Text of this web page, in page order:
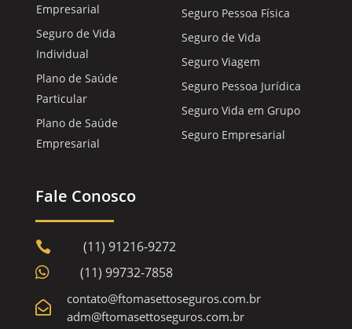
Empresarial
Seguro de Vida
Individual
Plano de Saúde
Particular
Plano de Saúde
Empresarial
Seguro Pessoa Física
Seguro de Vida
Seguro Viagem
Seguro Pessoa Jurídica
Seguro Vida em Grupo
Seguro Empresarial
Fale Conosco
 (11) 91216-9272
 (11) 99732-7858

contato@ftomasettoseguros.com.br
adm@ftomasettoseguros.com.br